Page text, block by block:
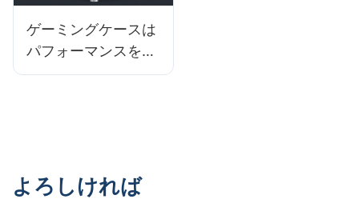
ゲーミングケースは
パフォーマンスを向
上させますか?
よろしければ